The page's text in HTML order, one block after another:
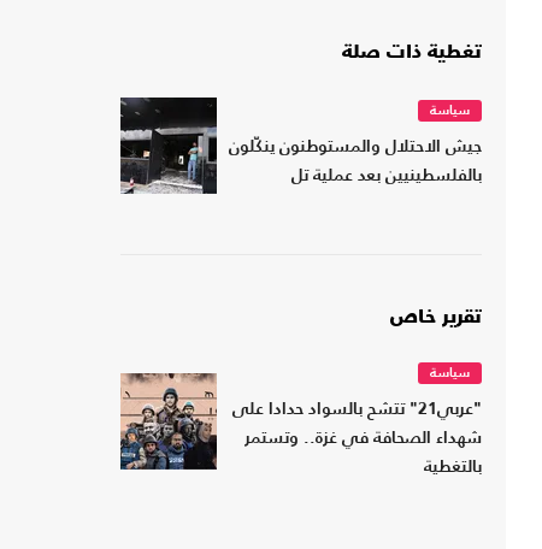
تغطية ذات صلة
سياسة
جيش الاحتلال والمستوطنون ينكّلون
بالفلسطينيين بعد عملية تل
تقرير خاص
سياسة
"عربي21" تتشح بالسواد حدادا على
شهداء الصحافة في غزة.. وتستمر
بالتغطية